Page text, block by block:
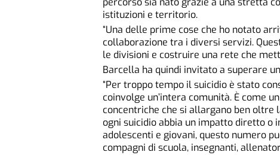
istituzioni e territorio.
“Una delle prime cose che ho notato
collaborazione tra i diversi servizi.
le divisioni e costruire una rete che
Barcella ha quindi invitato a superare
“Per troppo tempo il suicidio è stato
coinvolge un’intera comunità. È come
concentriche che si allargano ben oltre
ogni suicidio abbia un impatto diretto o
adolescenti e giovani, questo numero
compagni di scuola, insegnanti,